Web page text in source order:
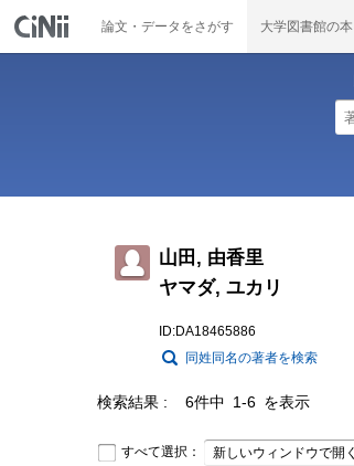
論文・データをさがす 大学図書館の
山田, 由香里
ヤマダ, ユカリ
ID:DA18465886
同姓同名の著者を検索
検索結果 6件中 1-6 を表示
すべて選択： 新しいウィンドウで開く